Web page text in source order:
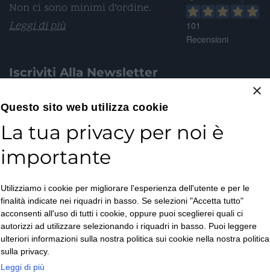
Non ci sono minimi d’ordine.
Leggi di più
Iscriviti Alla Newsletter
Email*
Privacy Policy*
ISCRIVITI
101
Recensioni
×
Questo sito web utilizza cookie
La tua privacy per noi è
importante
Utilizziamo i cookie per migliorare l'esperienza dell'utente e per le
finalità indicate nei riquadri in basso. Se selezioni "Accetta tutto"
acconsenti all'uso di tutti i cookie, oppure puoi sceglierei quali ci
autorizzi ad utilizzare selezionando i riquadri in basso. Puoi leggere
ulteriori informazioni sulla nostra politica sui cookie nella nostra politica
sulla privacy.
Leggi di più